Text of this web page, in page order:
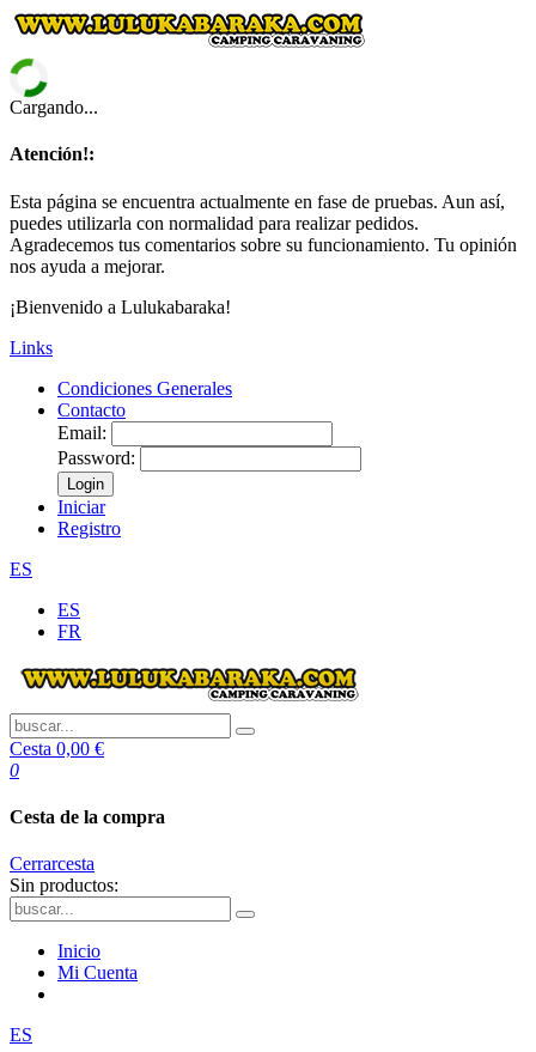
Cargando...
Atención!:
Esta página se encuentra actualmente en fase de pruebas. Aun así,
puedes utilizarla con normalidad para realizar pedidos.
Agradecemos tus comentarios sobre su funcionamiento. Tu opinión
nos ayuda a mejorar.
¡Bienvenido a Lulukabaraka!
Links
Condiciones Generales
Contacto
Email:
Password:
Login
Iniciar
Registro
ES
ES
FR
Cesta 0,00 €
0
Cesta de la compra
Cerrarcesta
Sin productos:
Inicio
Mi Cuenta
ES